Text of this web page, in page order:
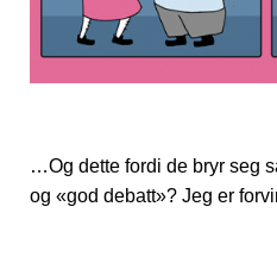
…Og dette fordi de bryr seg
og «god debatt»? Jeg er